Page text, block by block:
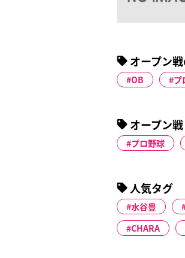
オープン
OB プ
オープン
プロ野球
人気タグ
水谷豊
CHARA